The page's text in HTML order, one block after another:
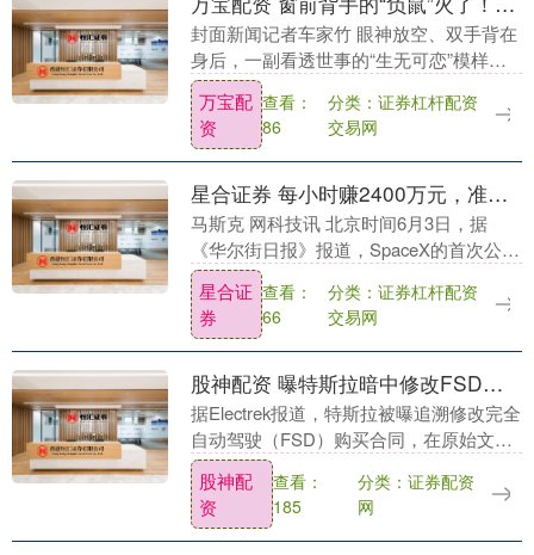
封面新闻记者车家竹 眼神放空、双手背在
身后，一副看透世事的“生无可恋”模样站
在窗前眺望。最近，这只被网友疯狂二创
的“负鼠”表情包刷屏各大社交平台。 从职
场吐槽到....
万宝配
资
查看：
86
分类：证券杠杆配资
交易网
星合证券 每小时赚2400万元，准万亿富翁马斯克的财富有多夸张？
马斯克 网科技讯 北京时间6月3日，据
《华尔街日报》报道，SpaceX的首次公开
招股(IPO)有望让埃隆马斯克(Elon Musk)成
为全球首位万亿富翁，那么这....
星合证
券
查看：
66
分类：证券杠杆配资
交易网
股神配资 曝特斯拉暗中修改FSD合同，老车主称原始文件已无法访问
据Electrek报道，特斯拉被曝追溯修改完全
自动驾驶（FSD）购买合同，在原始文件
中添加了当时并不存在的“supervised”（监
督版）字样，部分车主的原始....
股神配
资
查看：
185
分类：证券配资
网